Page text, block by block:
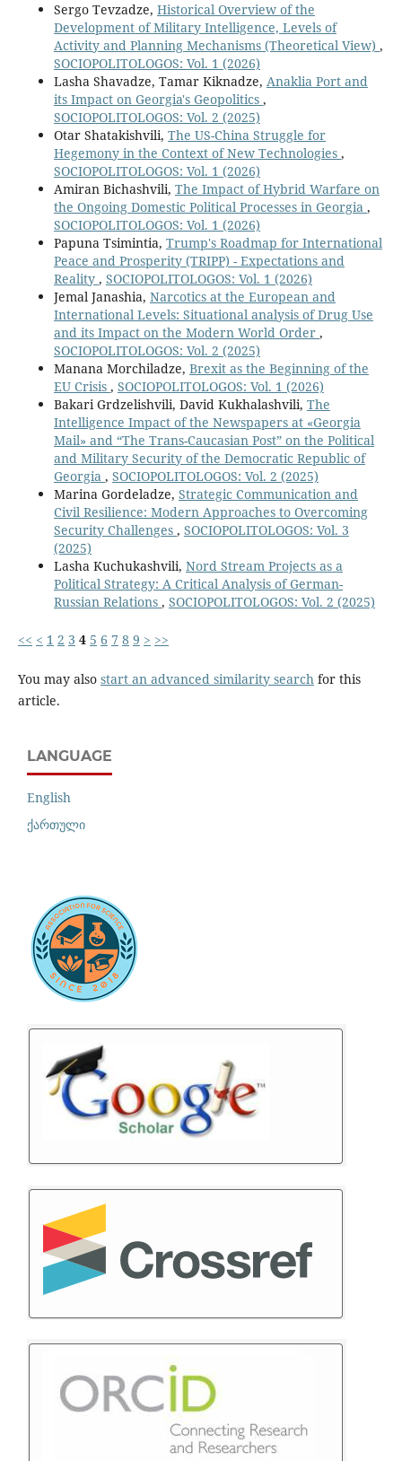
Sergo Tevzadze, Historical Overview of the
Development of Military Intelligence, Levels of
Activity and Planning Mechanisms (Theoretical View) ,
SOCIOPOLITOLOGOS: Vol. 1 (2026)
Lasha Shavadze, Tamar Kiknadze, Anaklia Port and
its Impact on Georgia's Geopolitics ,
SOCIOPOLITOLOGOS: Vol. 2 (2025)
Otar Shatakishvili, The US-China Struggle for
Hegemony in the Context of New Technologies ,
SOCIOPOLITOLOGOS: Vol. 1 (2026)
Amiran Bichashvili, The Impact of Hybrid Warfare on
the Ongoing Domestic Political Processes in Georgia ,
SOCIOPOLITOLOGOS: Vol. 1 (2026)
Papuna Tsimintia, Trump's Roadmap for International
Peace and Prosperity (TRIPP) - Expectations and
Reality , SOCIOPOLITOLOGOS: Vol. 1 (2026)
Jemal Janashia, Narcotics at the European and
International Levels: Situational analysis of Drug Use
and its Impact on the Modern World Order ,
SOCIOPOLITOLOGOS: Vol. 2 (2025)
Manana Morchiladze, Brexit as the Beginning of the
EU Crisis , SOCIOPOLITOLOGOS: Vol. 1 (2026)
Bakari Grdzelishvili, David Kukhalashvili, The
Intelligence Impact of the Newspapers at «Georgia
Mail» and “The Trans-Caucasian Post” on the Political
and Military Security of the Democratic Republic of
Georgia , SOCIOPOLITOLOGOS: Vol. 2 (2025)
Marina Gordeladze, Strategic Communication and
Civil Resilience: Modern Approaches to Overcoming
Security Challenges , SOCIOPOLITOLOGOS: Vol. 3
(2025)
Lasha Kuchukashvili, Nord Stream Projects as a
Political Strategy: A Critical Analysis of German-
Russian Relations , SOCIOPOLITOLOGOS: Vol. 2 (2025)
<< < 1 2 3 4 5 6 7 8 9 > >>
You may also start an advanced similarity searchfor this
article.
LANGUAGE
English
ქართული